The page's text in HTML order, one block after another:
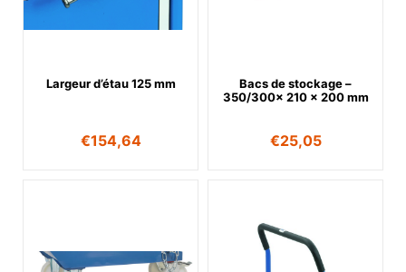
Largeur d’étau 125 mm
€154,64
Bacs de stockage –
350/300x 210 x 200 mm
€25,05